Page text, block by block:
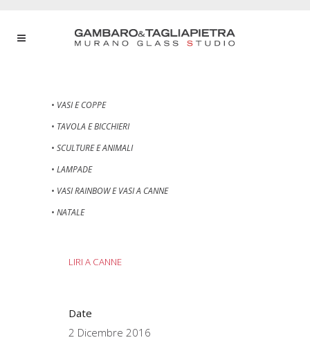
• VASI E COPPE
• TAVOLA E BICCHIERI
• SCULTURE E ANIMALI
• LAMPADE
• VASI RAINBOW E VASI A CANNE
• NATALE
LIRI A CANNE
Date
2 Dicembre 2016